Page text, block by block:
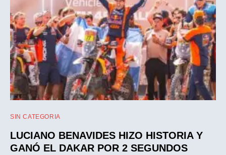
SIN CATEGORIA
LUCIANO BENAVIDES HIZO HISTORIA Y
GANÓ EL DAKAR POR 2 SEGUNDOS